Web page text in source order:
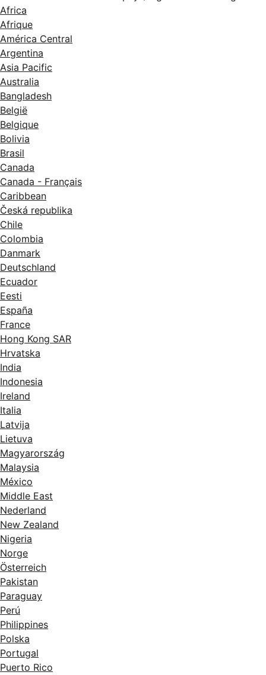
Africa
Afrique
América Central
Argentina
Asia Pacific
Australia
Bangladesh
België
Belgique
Bolivia
Brasil
Canada
Canada - Français
Caribbean
Česká republika
Chile
Colombia
Danmark
Deutschland
Ecuador
Eesti
España
France
Hong Kong SAR
Hrvatska
India
Indonesia
Ireland
Italia
Latvija
Lietuva
Magyarország
Malaysia
México
Middle East
Nederland
New Zealand
Nigeria
Norge
Österreich
Pakistan
Paraguay
Perú
Philippines
Polska
Portugal
Puerto Rico